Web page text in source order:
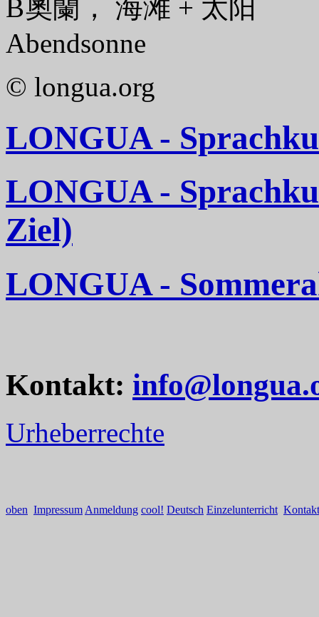
奧蘭， 海滩 + 太阳
Abendsonne
© longua.org
LONGUA -
LONGUA -
Ziel)
LONGUA -
Kontakt:
Urheberrechte
oben Impressum Anmeldung cool! Deutsch Einzelunterricht Kontakt